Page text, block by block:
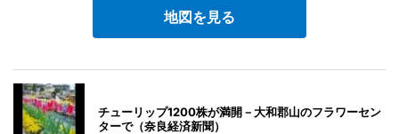
地図を見る
チューリップ1200株が満開－大和郡山のフラワーセン
ターで（奈良経済新聞）